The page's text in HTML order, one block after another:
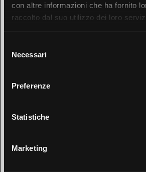
con altre informazioni che ha fornito
raccolto dal suo utilizzo dei loro
delNecessari
Preferenze
Statistiche
Marketing